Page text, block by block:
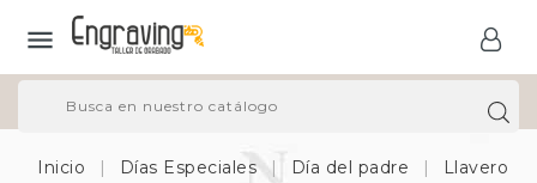

Inicio Días Especiales Día del padre
Llavero